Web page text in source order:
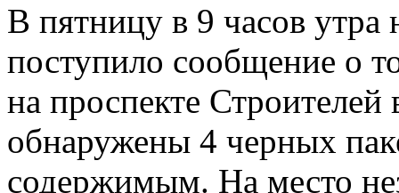
В пятницу в 9 часов
поступило сообщение о
на проспекте Строителей
обнаружены 4 черных
содержимым. На место